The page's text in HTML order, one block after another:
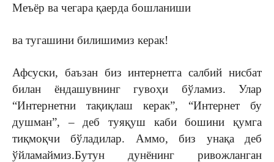
Меъёр ва чегара қаерда бошланиши
ва тугашини билишимиз керак!
Афсуски, баъзан биз интернетга салбий нисбат
билан ёндашувнинг гувоҳи бўламиз. Улар
“Интернетни тақиқлаш керак”, “Интернет бу
душман”, – деб туяқуш каби бошини қумга
тиқмоқчи бўладилар. Аммо, биз унақа деб
ўйламаймиз.Бутун дунёнинг ривожланган